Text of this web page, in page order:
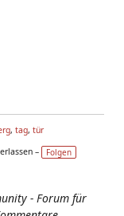
, tag, tür
–
Folgen
- Forum für